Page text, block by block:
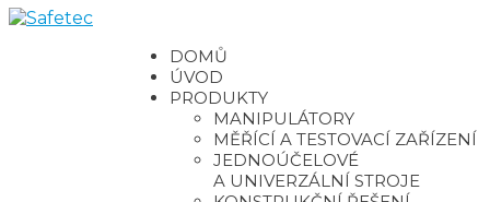
DOMŮ
ÚVOD
PRODUKTY
MANIPULÁTORY
MĚŘÍCÍ A TESTOVACÍ ZAŘÍZENÍ
JEDNOÚČELOVÉ
A UNIVERZÁLNÍ STROJE